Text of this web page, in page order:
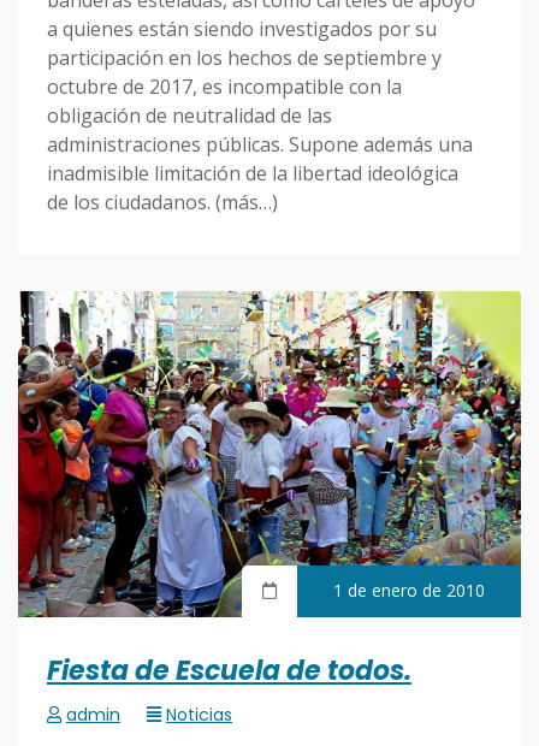
a quienes están siendo investigados por su
participación en los hechos de septiembre y
octubre de 2017, es incompatible con la
obligación de neutralidad de las
administraciones públicas. Supone además una
inadmisible limitación de la libertad ideológica
de los ciudadanos. (más…)
1 de enero de 2010
Fiesta de Escuela de todos.
admin Noticias